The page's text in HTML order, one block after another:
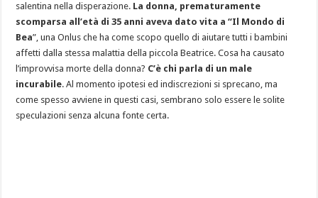
salentina nella disperazione. La donna, prematuramente
scomparsa all’età di 35 anni aveva dato vita a “Il Mondo di
Bea”, una Onlus che ha come scopo quello di aiutare tutti i bambini
affetti dalla stessa malattia della piccola Beatrice. Cosa ha causato
l’improvvisa morte della donna? C’è chi parla di un male
incurabile. Al momento ipotesi ed indiscrezioni si sprecano, ma
come spesso avviene in questi casi, sembrano solo essere le solite
speculazioni senza alcuna fonte certa.